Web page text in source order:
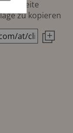
zur Seite
zu kopieren